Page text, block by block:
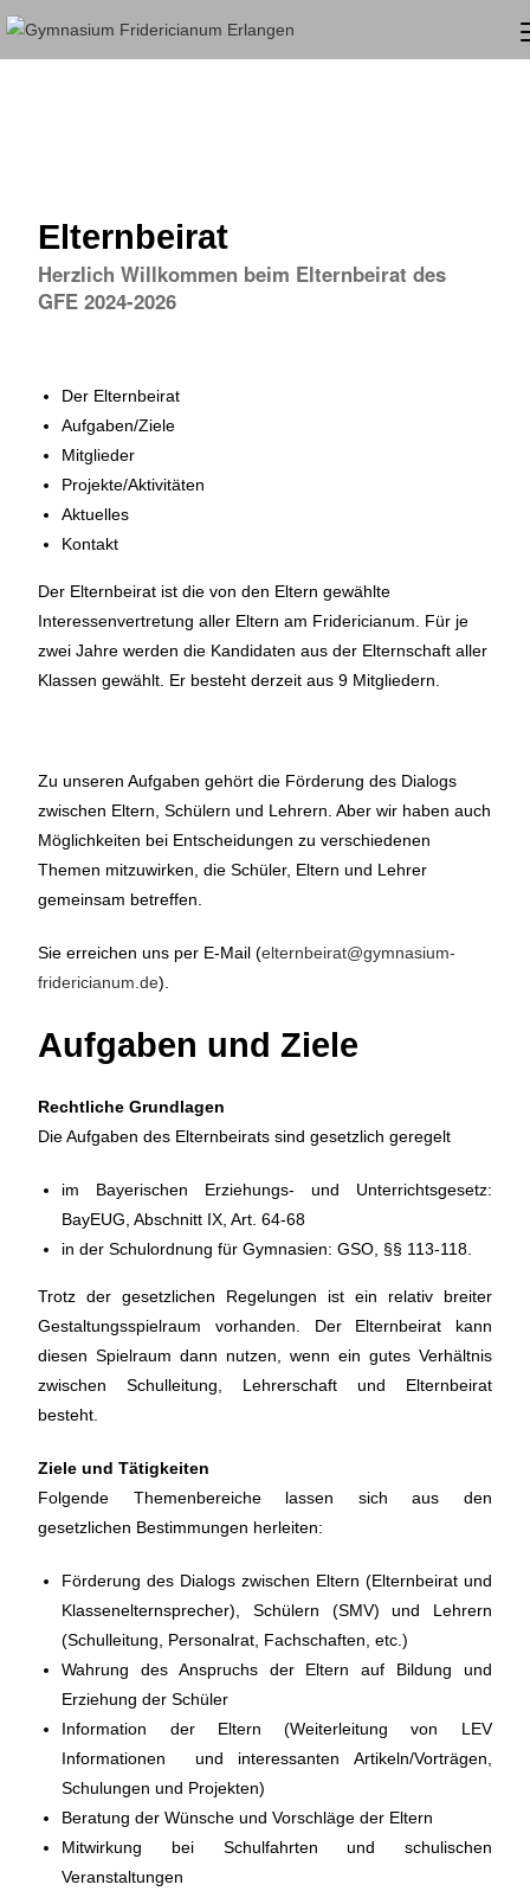
Elternbeirat
Herzlich Willkommen beim Elternbeirat des
GFE 2024-2026
Der Elternbeirat
Aufgaben/Ziele
Mitglieder
Projekte/Aktivitäten
Aktuelles
Kontakt
Der Elternbeirat ist die von den Eltern gewählte
Interessenvertretung aller Eltern am Fridericianum. Für je
zwei Jahre werden die Kandidaten aus der Elternschaft aller
Klassen gewählt. Er besteht derzeit aus 9 Mitgliedern.
Zu unseren Aufgaben gehört die Förderung des Dialogs
zwischen Eltern, Schülern und Lehrern. Aber wir haben auch
Möglichkeiten bei Entscheidungen zu verschiedenen
Themen mitzuwirken, die Schüler, Eltern und Lehrer
gemeinsam betreffen.
Sie erreichen uns per E-Mail (elternbeirat@gymnasium-
fridericianum.de).
Aufgaben und Ziele
Rechtliche Grundlagen
Die Aufgaben des Elternbeirats sind gesetzlich geregelt
im Bayerischen Erziehungs- und Unterrichtsgesetz:
BayEUG, Abschnitt IX, Art. 64-68
in der Schulordnung für Gymnasien: GSO, §§ 113-118.
Trotz der gesetzlichen Regelungen ist ein relativ breiter
Gestaltungsspielraum vorhanden. Der Elternbeirat kann
diesen Spielraum dann nutzen, wenn ein gutes Verhältnis
zwischen Schulleitung, Lehrerschaft und Elternbeirat
besteht.
Ziele und Tätigkeiten
Folgende Themenbereiche lassen sich aus den
gesetzlichen Bestimmungen herleiten:
Förderung des Dialogs zwischen Eltern (Elternbeirat und
Klassenelternsprecher), Schülern (SMV) und Lehrern
(Schulleitung, Personalrat, Fachschaften, etc.)
Wahrung des Anspruchs der Eltern auf Bildung und
Erziehung der Schüler
Information der Eltern (Weiterleitung von LEV
Informationen und interessanten Artikeln/Vorträgen,
Schulungen und Projekten)
Beratung der Wünsche und Vorschläge der Eltern
Mitwirkung bei Schulfahrten und schulischen
Veranstaltungen